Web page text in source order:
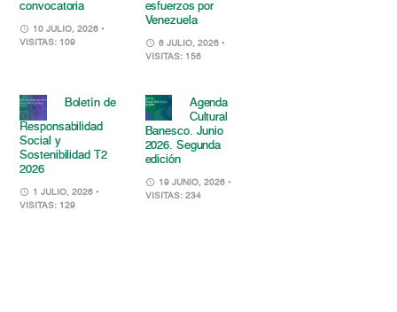
convocatoria
10 JULIO, 2026 •
VISITAS: 109
esfuerzos por
Venezuela
6 JULIO, 2026 •
VISITAS: 156
Boletín de
Responsabilidad
Social y
Sostenibilidad T2
2026
1 JULIO, 2026 •
VISITAS: 129
Agenda
Cultural
Banesco. Junio
2026. Segunda
edición
19 JUNIO, 2026 •
VISITAS: 234